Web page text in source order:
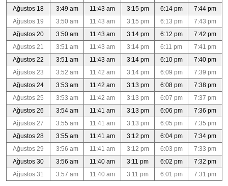
Ağustos 18
3:49 am 11:43 am 3:15 pm 6:14 pm
7:44 pm
Ağustos 19
3:50 am 11:43 am 3:15 pm 6:13 pm
7:43 pm
Ağustos 20
3:50 am 11:43 am 3:14 pm 6:12 pm
7:42 pm
Ağustos 21
3:51 am 11:43 am 3:14 pm 6:11 pm
7:41 pm
Ağustos 22
3:51 am 11:43 am 3:14 pm 6:10 pm
7:40 pm
Ağustos 23
3:52 am 11:42 am 3:14 pm 6:09 pm
7:39 pm
Ağustos 24
3:53 am 11:42 am 3:13 pm 6:08 pm
7:38 pm
Ağustos 25
3:53 am 11:42 am 3:13 pm 6:07 pm
7:37 pm
Ağustos 26
3:54 am 11:41 am 3:13 pm 6:06 pm
7:36 pm
Ağustos 27
3:55 am 11:41 am 3:13 pm 6:05 pm
7:35 pm
Ağustos 28
3:55 am 11:41 am 3:12 pm 6:04 pm
7:34 pm
Ağustos 29
3:56 am 11:41 am 3:12 pm 6:03 pm
7:33 pm
Ağustos 30
3:56 am 11:40 am 3:11 pm 6:02 pm
7:32 pm
Ağustos 31
3:57 am 11:40 am 3:11 pm 6:01 pm 7:31 pm